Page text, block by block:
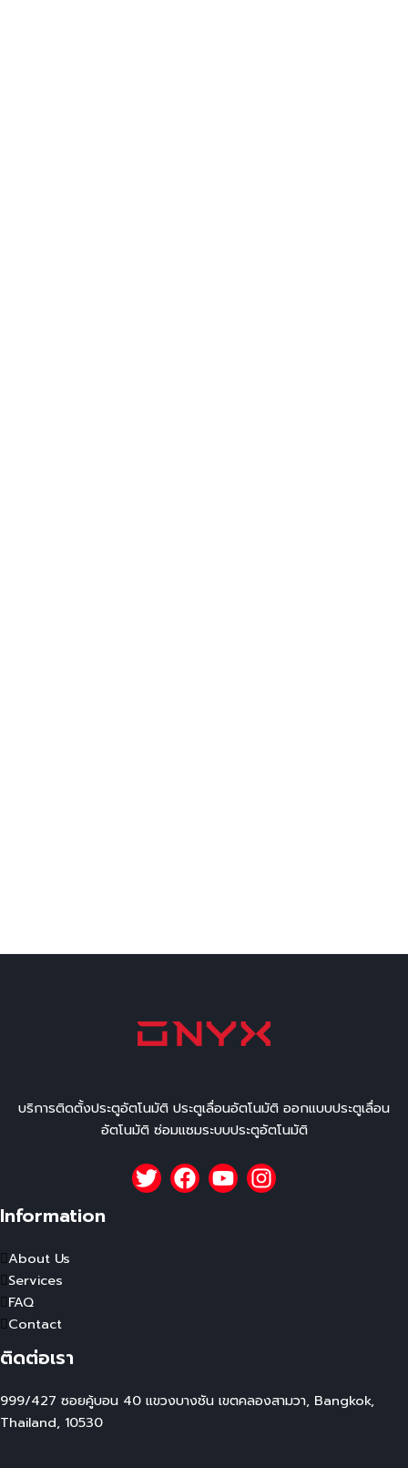
บริการติดตั้งประตูอัตโนมัติ ประตูเลื่อนอัตโนมัติ ออกแบบประตูเลื่อน
อัตโนมัติ ซ่อมแซมระบบประตูอัตโนมัติ
Information
About Us
Services
FAQ
Contact
ติดต่อเรา
999/427 ซอยคู้บอน 40 แขวงบางชัน เขตคลองสามวา, Bangkok,
Thailand, 10530